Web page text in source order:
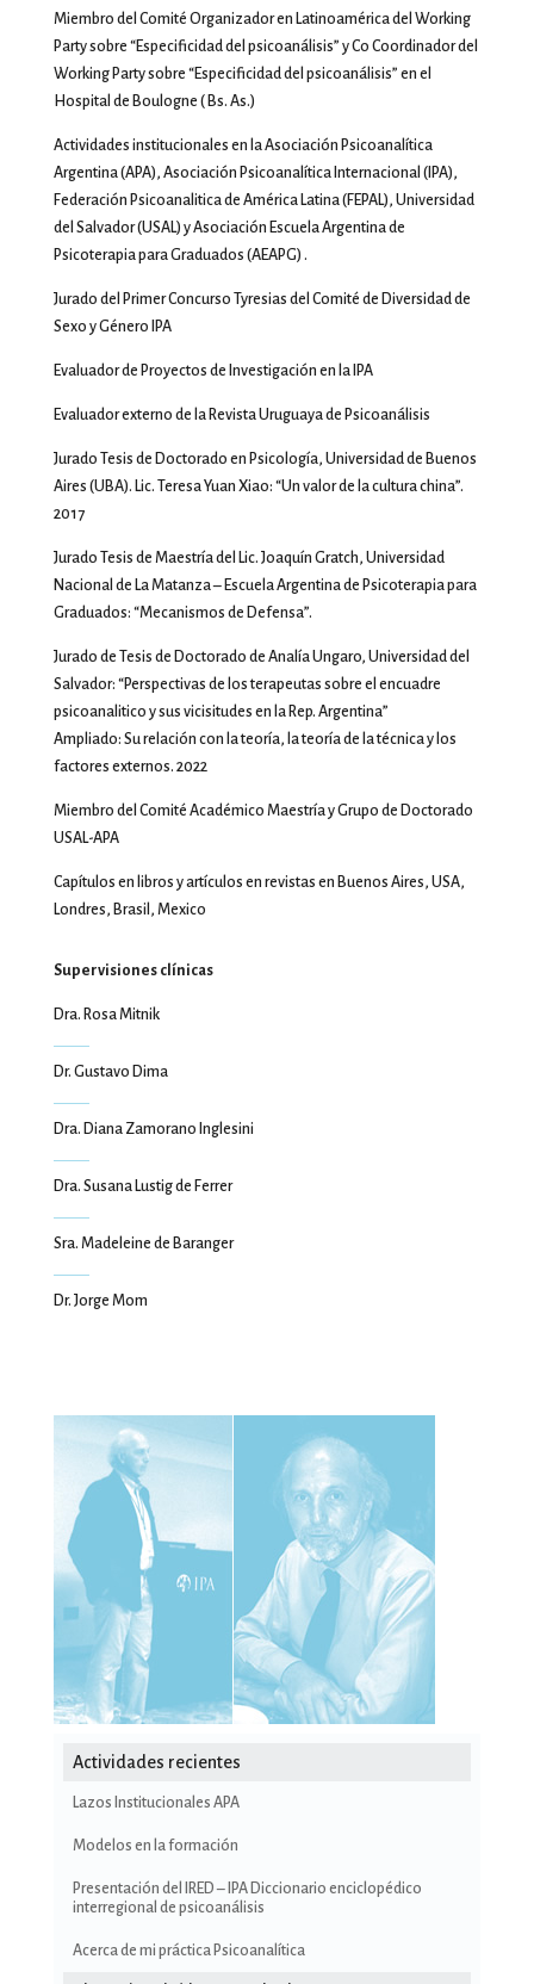
Miembro del Comité Organizador en Latinoamérica del Working
Party sobre “Especificidad del psicoanálisis” y Co Coordinador del
Working Party sobre “Especificidad del psicoanálisis” en el
Hospital de Boulogne ( Bs. As.)
Actividades institucionales en la Asociación Psicoanalítica
Argentina (APA), Asociación Psicoanalítica Internacional (IPA),
Federación Psicoanalitica de América Latina (FEPAL), Universidad
del Salvador (USAL) y Asociación Escuela Argentina de
Psicoterapia para Graduados (AEAPG) .
Jurado del Primer Concurso Tyresias del Comité de Diversidad de
Sexo y Género IPA
Evaluador de Proyectos de Investigación en la IPA
Evaluador externo de la Revista Uruguaya de Psicoanálisis
Jurado Tesis de Doctorado en Psicología, Universidad de Buenos
Aires (UBA). Lic. Teresa Yuan Xiao: “Un valor de la cultura china”.
2017
Jurado Tesis de Maestría del Lic. Joaquín Gratch, Universidad
Nacional de La Matanza – Escuela Argentina de Psicoterapia para
Graduados: “Mecanismos de Defensa”.
Jurado de Tesis de Doctorado de Analía Ungaro, Universidad del
Salvador: “Perspectivas de los terapeutas sobre el encuadre
psicoanalitico y sus vicisitudes en la Rep. Argentina”
Ampliado: Su relación con la teoría, la teoría de la técnica y los
factores externos. 2022
Miembro del Comité Académico Maestría y Grupo de Doctorado
USAL-APA
Capítulos en libros y artículos en revistas en Buenos Aires, USA,
Londres, Brasil, Mexico
Supervisiones clínicas
Dra. Rosa Mitnik
Dr. Gustavo Dima
Dra. Diana Zamorano Inglesini
Dra. Susana Lustig de Ferrer
Sra. Madeleine de Baranger
Dr. Jorge Mom
Actividades recientes
Lazos Institucionales APA
Modelos en la formación
Presentación del IRED – IPA Diccionario enciclopédico
interregional de psicoanálisis
Acerca de mi práctica Psicoanalítica